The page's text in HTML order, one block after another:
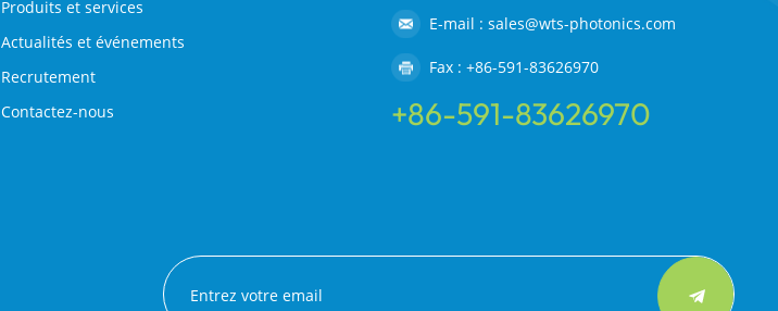
Produits et services
Actualités et événements
Recrutement
Contactez-nous
E-mail : sales@wts-photonics.com
Fax : +86-591-83626970
+86-591-83626970